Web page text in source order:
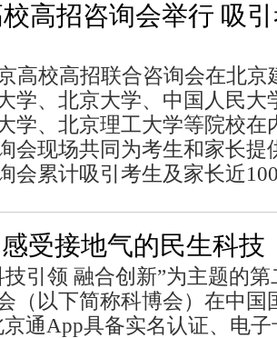
高招咨询会举行 吸
高校高招联合咨询会在北
学、北京大学、中国人民大
学、北京理工大学等院校在
会现场共同为考生和家长提
会累计吸引考生及家长近
受接地气的民生科技
技引领 融合创新”为主题的
（以下简称科博会）在中国
通App具备实名认证、电